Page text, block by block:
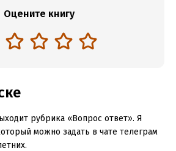
Оцените книгу
рубрика «Вопрос ответ». Я
можно задать в чате телеграм